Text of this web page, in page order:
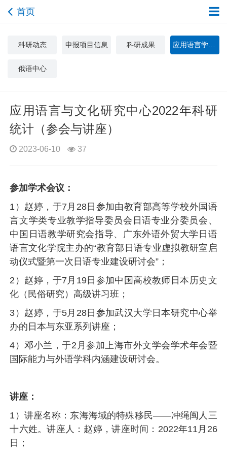
首页
科研动态 申报项目信息 科研成果
俄语中心
应用语言与文化研究中心2022年科研
统计（参会与讲座）
2023-06-10 37
参加学术会议：
1）赵婷，于7 月 28日参加由教育部高等学校外国语
言文学类专业教学指导委员会日语专业分委员会、
中国日语教学研究会指导、广东外语外贸大学日语
语言文化学院主办的“教育部日语专业虚拟教研室启
动仪式暨第一次日语专业建设研讨会”；
2）赵婷，于7 月 19日参加中国高校教师日本历史文
化（民俗研究）高级讲习班；
3）赵婷，于5月 28日参加武汉大学日本研究中心举
办的日本与东亚系列讲座；
4）邓小兰，于2 月参加上海市外文学会学术年会暨
国际能力与外语学科内涵建设研讨会。
讲座：
1）讲座名称：东海海域的特殊移民——冲绳闽人三
十六姓。讲座人：赵婷，讲座时间： 2022年11月 26
日；